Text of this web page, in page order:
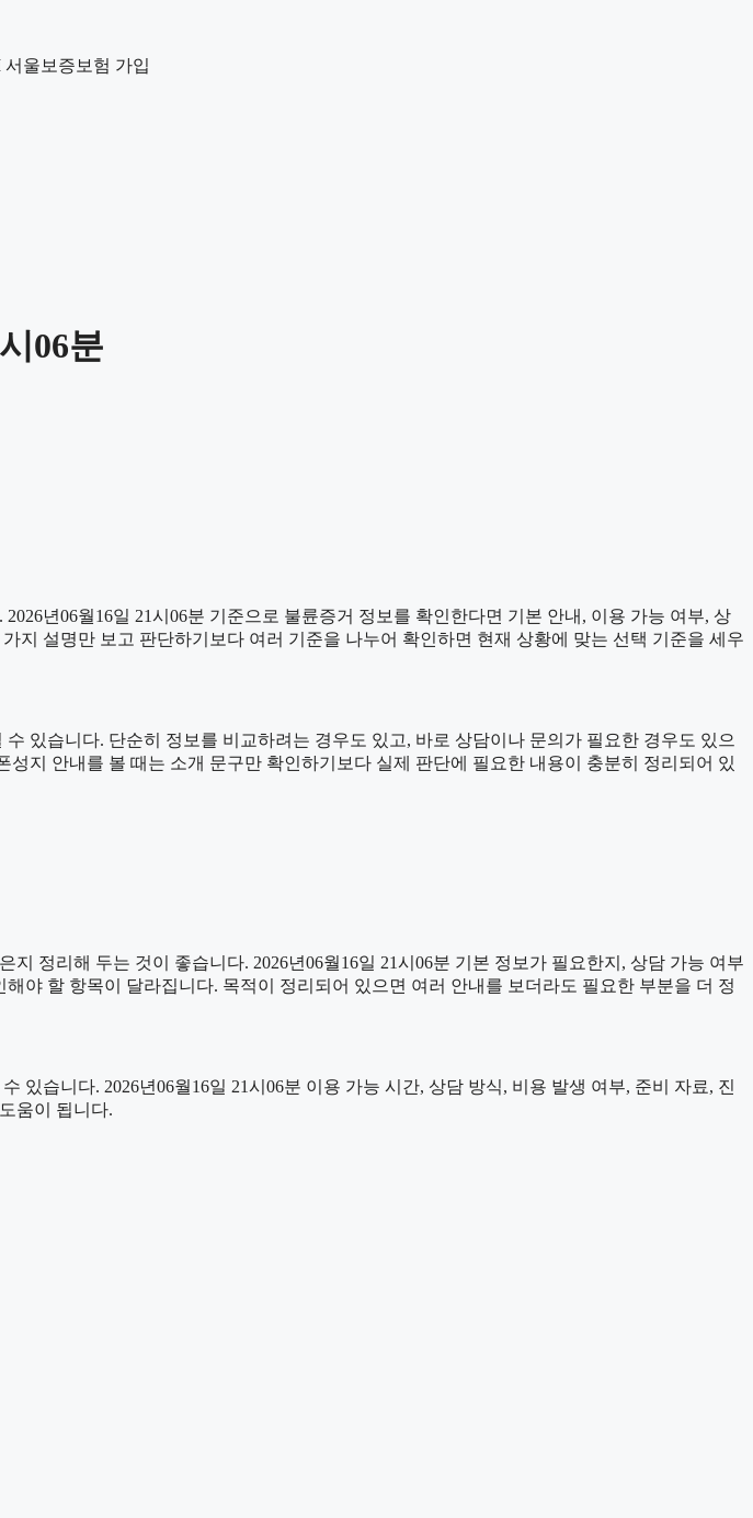
06분
년06월16일 21시06분 기준으로 불륜증거 정보를 확인한다면 기본 안내, 이용 가능 여부, 상
지 설명만 보고 판단하기보다 여러 기준을 나누어 확인하면 현재 상황에 맞는 선택 기준을 세우
있습니다. 단순히 정보를 비교하려는 경우도 있고, 바로 상담이나 문의가 필요한 경우도 있으
지 안내를 볼 때는 소개 문구만 확인하기보다 실제 판단에 필요한 내용이 충분히 정리되어 있
정리해 두는 것이 좋습니다. 2026년06월16일 21시06분 기본 정보가 필요한지, 상담 가능 여부
야 할 항목이 달라집니다. 목적이 정리되어 있으면 여러 안내를 보더라도 필요한 부분을 더 정
습니다. 2026년06월16일 21시06분 이용 가능 시간, 상담 방식, 비용 발생 여부, 준비 자료, 진
움이 됩니다.